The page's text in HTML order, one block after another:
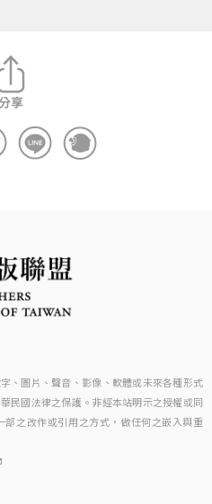
、圖片、聲音、影像、軟體或未來各種形式
民國法律之保護。非經本站明示之授權或同
之改作或引用之方式，做任何之嵌入與重